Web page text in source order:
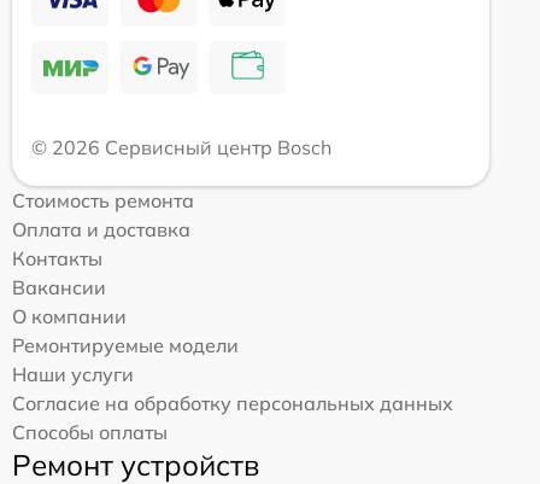
© 2026 Сервисный центр Bosch
Стоимость ремонта
Оплата и доставка
Контакты
Вакансии
О компании
Ремонтируемые модели
Наши услуги
Согласие на обработку персональных данных
Способы оплаты
Ремонт устройств